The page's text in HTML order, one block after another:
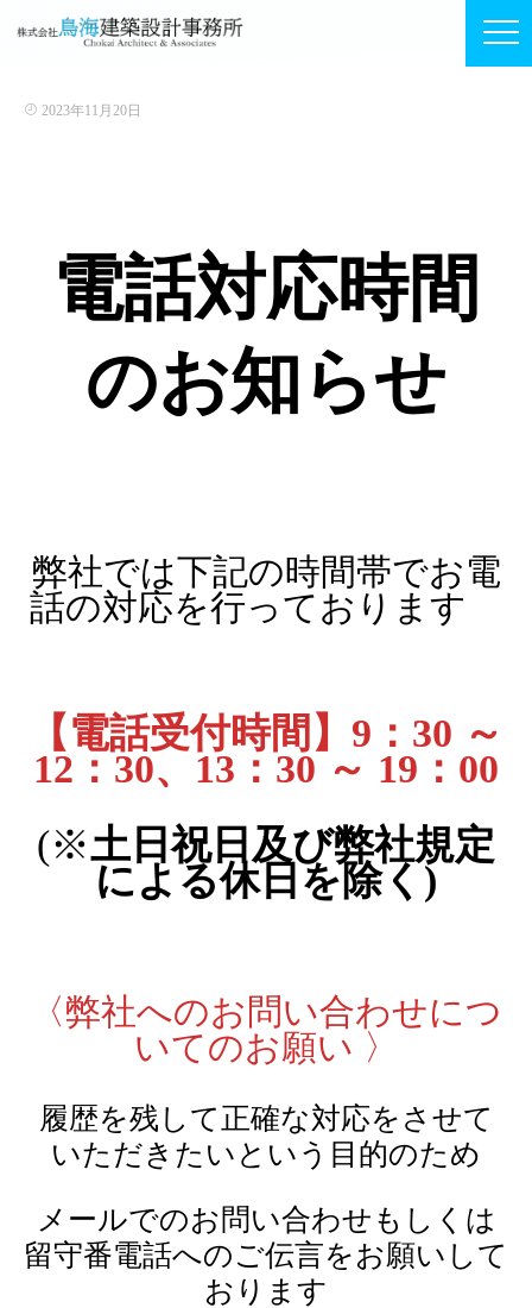
2023年11月20日
電話対応時間
のお知らせ
弊社では下記の時間帯でお電
話の対応を行っております
【電話受付時間】9：30 ～
12：30、13：30 ～ 19：00
(※土日祝日及び弊社規定
による休日を除く)
〈弊社へのお問い合わせにつ
いてのお願い 〉
履歴を残して正確な対応をさせて
いただきたいという目的のため
メールでのお問い合わせもしくは
留守番電話へのご伝言をお願いして
おります